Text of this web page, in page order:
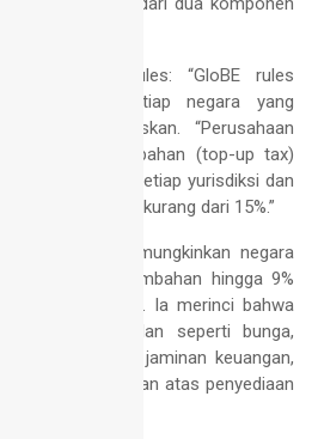
(GloBE) rules: “GloBE rules
15% di setiap negara yang
menjelaskan. “Perusahaan
pajak tambahan (top-up tax)
pajak efektif di setiap yurisdiksi dan
efektif tersebut kurang dari 15%.”
“STTR memungkinkan negara
pajak tambahan hingga 9%
tambah Prianto. Ia merinci bahwa
jenis penghasilan seperti bunga,
imbalan jaminan keuangan,
sewa, dan imbalan atas penyediaan